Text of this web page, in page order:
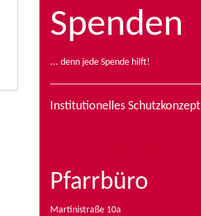
Spenden
... denn jede Spende hilft!
Institutionelles Schutzkonzept
Pfarrbüro
Martinistraße 10a